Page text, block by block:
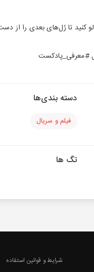
کنید تا رُل‌های بعدی را از
#معرفی_پادکست
دسته بندی‌ها
فیلم و سریال
تگ ها
شرایط و قوانین استفاده